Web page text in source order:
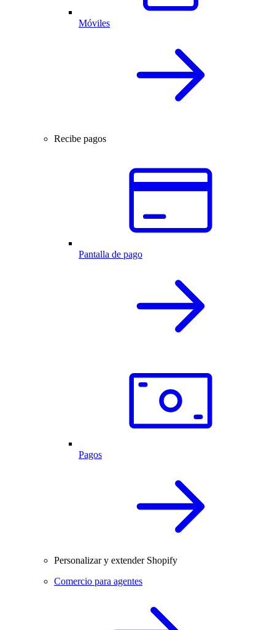
Móviles
Recibe pagos
Pantalla de pago
Pagos
Personalizar y extender Shopify
Comercio para agentes